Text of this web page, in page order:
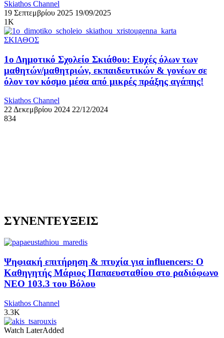
Skiathos Channel
19 Σεπτεμβρίου 2025 19/09/2025
1K
ΣΚΙΑΘΟΣ
1ο Δημοτικό Σχολείο Σκιάθου: Ευχές όλων των
μαθητών/μαθητριών, εκπαιδευτικών & γονέων σε
όλον τον κόσμο μέσα από μικρές πράξης αγάπης!
Skiathos Channel
22 Δεκεμβρίου 2024 22/12/2024
834
ΣΥΝΕΝΤΕΥΞΕΙΣ
Ψηφιακή επιτήρηση & πτυχία για influencers: Ο
Καθηγητής Μάριος Παπαευσταθίου στο ραδιόφωνο
NEO 103.3 του Βόλου
Skiathos Channel
3.3K
Watch LaterAdded